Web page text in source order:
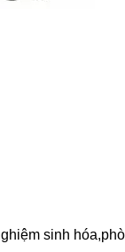
sinh